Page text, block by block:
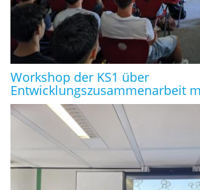
Workshop der KS1 über
Entwicklungszusammenarbeit